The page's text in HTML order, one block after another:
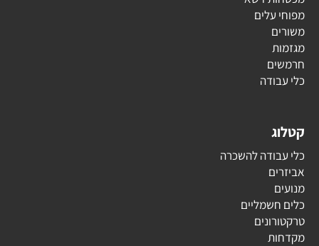
מפוחי עלים
משורים
מגזמות
חרמשים
כלי עבודה
קטלוג
כלי עבודה להשכרה
אביזרים
מנועים
כלים חשמליים
טרקטורונים
מקדחות